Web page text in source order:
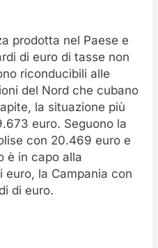
prodotta nel Paese e
di euro di tasse non
riconducibili alle
del Nord che cubano
la situazione più
euro. Seguono la
con 20.469 euro e
è in capo alla
euro, la Campania con
di euro.